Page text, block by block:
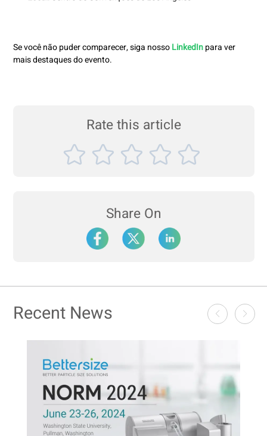
Se você não puder comparecer, siga nossoLinkedInpara ver
mais destaques do evento.
Rate this article
Share On
Recent News